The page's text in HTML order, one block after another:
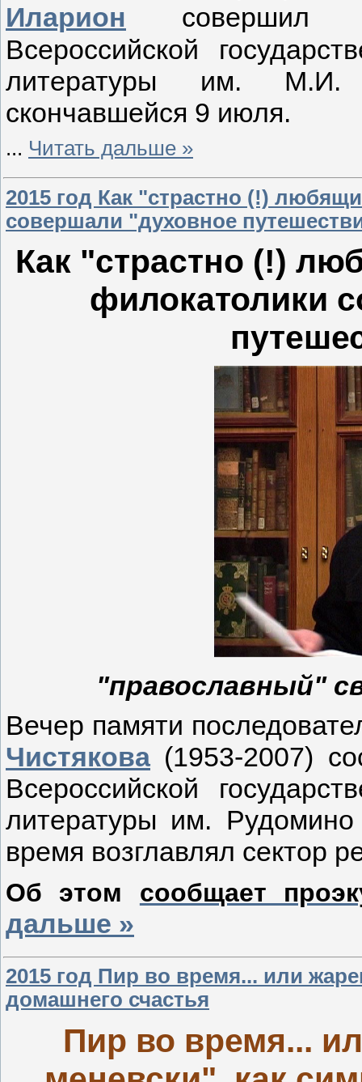
Иларион совершил
Всероссийской
литературы им.
скончавшейся 9 июля.
... Читать дальше »
2015 год Как "страстно (!)
совершали "духовное
Как "страстно (!)
филокатолики
"православный"
Вечер памяти
Чистякова (1953-2007)
Всероссийской
литературы им.
время возглавлял сектор
Об этом сообщает
дальше »
2015 год Пир во время... или
домашнего счастья
Пир во время...